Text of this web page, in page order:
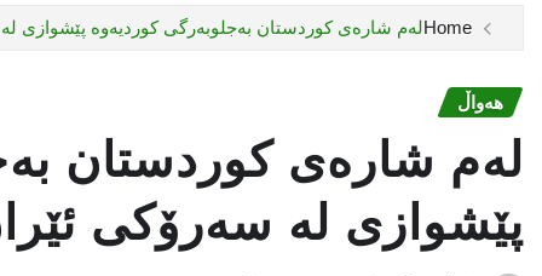
Homeلەم شارەی کوردستان بەجلوبەرگی کوردیەوە پێشوازی
هەواڵ
لەم شارەی کوردستان
پێشوازی لە سەرۆکی